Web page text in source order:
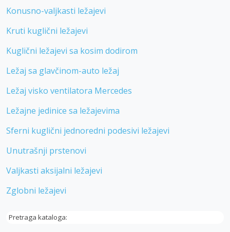
Konusno-valjkasti ležajevi
Kruti kuglični ležajevi
Kuglični ležajevi sa kosim dodirom
Ležaj sa glavčinom-auto ležaj
Ležaj visko ventilatora Mercedes
Ležajne jedinice sa ležajevima
Sferni kuglični jednoredni podesivi ležajevi
Unutrašnji prstenovi
Valjkasti aksijalni ležajevi
Zglobni ležajevi
Pretraga kataloga: